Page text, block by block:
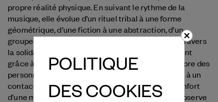
propre réalité physique. En suivant le rythme de la
musique, elle évolue d’un rituel tribal à une forme
géométrique, d’une fiction à une abstraction, d’un
groupe à une communauté. Mais c’est toujours à travers
la solidarité souterraine du mouvement, où l’on tient
grâce à la présence des autres, qu’émerge le folklore des
personnes privées de terre. On tombe, en réponse à un
contact sans cesse renouvelé, on file vers le réconfort
d’une main tendue, on saisit à bras-le-corps. On observe
POLITIQUE
DES COOKIES